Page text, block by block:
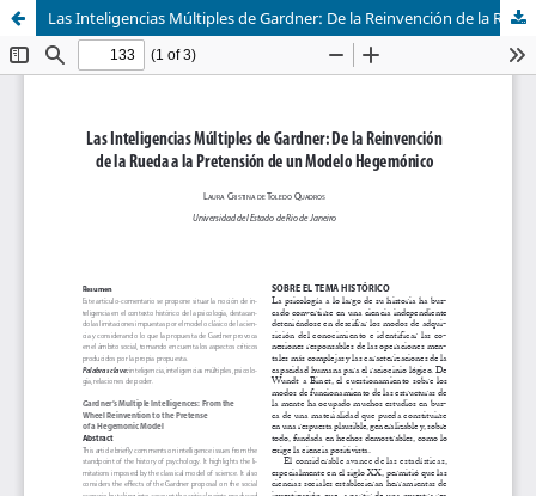
Las Inteligencias Múltiples de Gardner: De la Reinvención de la Rueda a la Pretensión de un Módelo Hegemónico